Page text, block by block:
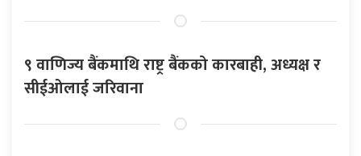
९ वाणिज्य बैंकमाथि राष्ट्र बैंकको कारबाही, अध्यक्ष र
सीईओलाई जरिवाना